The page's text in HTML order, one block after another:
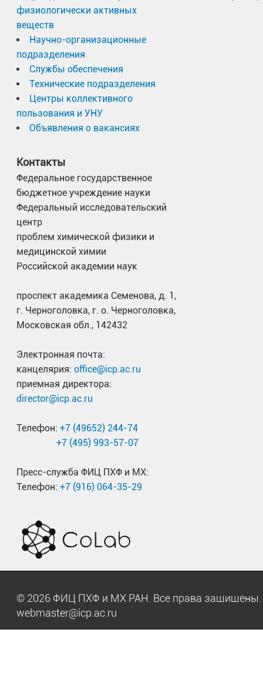
физиологически активных
веществ
Научно-организационные
подразделения
Службы обеспечения
Технические подразделения
Центры коллективного
пользования и УНУ
Объявления о вакансиях
Контакты
Федеральное государственное
бюджетное учреждение науки
Федеральный исследовательский
центр
проблем химической физики и
медицинской химии
Российской академии наук
проспект академика Семенова, д. 1,
г. Черноголовка, г. о. Черноголовка,
Московская обл., 142432
Электронная почта:
канцелярия: office@icp.ac.ru
приемная директора:
director@icp.ac.ru
Телефон: +7 (49652) 244-74
+7 (495) 993-57-07
Пресс-служба ФИЦ ПХФ и МХ:
Телефон: +7 (916) 064-35-29
© 2026 ФИЦ ПХФ и МХ РАН. Все права
webmaster@icp.ac.ru